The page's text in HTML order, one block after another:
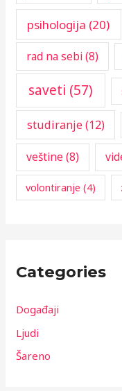
psihologija (20)
rad na sebi(8)
saveti (57)
studiranje(12)
veštine(8)
volontiranje (4)
Categories
Događaji
Ljudi
Šareno